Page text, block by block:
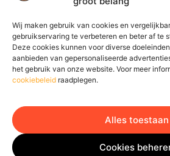
Wij maken gebruik van cookies en
gebruikservaring te verbeteren en beter af te
Deze cookies kunnen voor diverse
aanbieden van gepersonaliseerde
het gebruik van onze website. Voor meer
cookiebeleid raadplegen.
Alles toestaan
Cookies
Onze informatie
Bericht categorie
Website index
Cookiebeleid
@2025 www.renault1916v.nl. All